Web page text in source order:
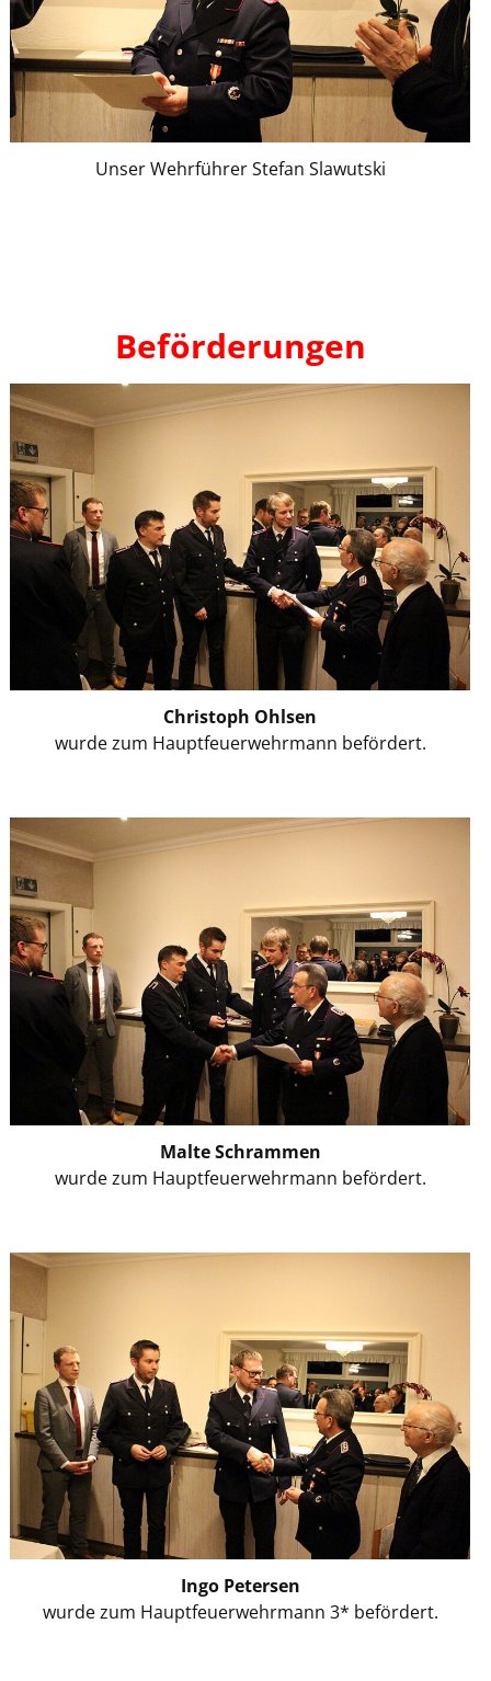
Unser Wehrführer Stefan Slawutski
Beförderungen
Christoph Ohlsen
wurde zum Hauptfeuerwehrmann befördert.
Malte Schrammen
wurde zum Hauptfeuerwehrmann befördert.
Ingo Petersen
wurde zum Hauptfeuerwehrmann 3* befördert.